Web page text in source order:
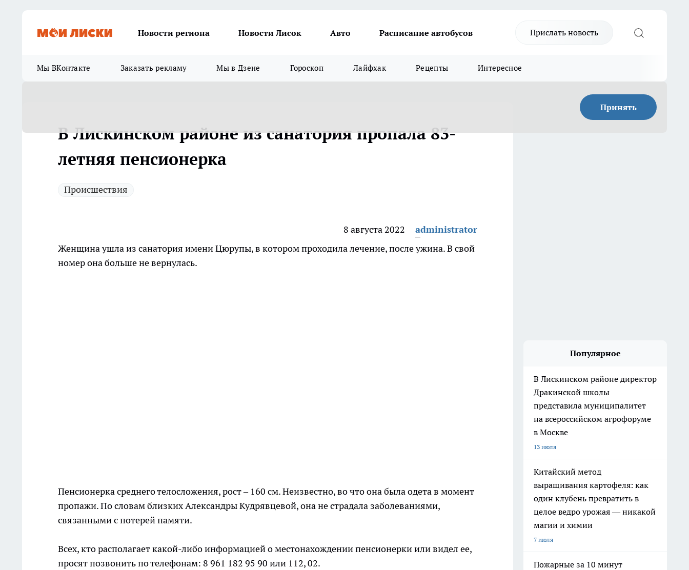
Новости региона Новости Лисок Авто Расписание автобусов Прислать новость
Мы ВКонтакте Заказать рекламу Мы в Дзене Гороскоп Лайфхак Рецепты Интересное
Принять
В Лискинском районе из санатория пропала 83-
летняя пенсионерка
Происшествия
8 августа 2022
administrator
Женщина ушла из санатория имени Цюрупы, в котором проходила лечение, после ужина. В свой
номер она больше не вернулась.
Пенсионерка среднего телосложения, рост – 160 см. Неизвестно, во что она была одета в момент
пропажи. По словам близких Александры Кудрявцевой, она не страдала заболеваниями,
связанными с потерей памяти.
Всех, кто располагает какой-либо информацией о местонахождении пенсионерки или видел ее,
просят позвонить по телефонам: 8 961 182 95 90 или 112, 02.
Популярное
В Лискинском районе директор
Дракинской школы
представила муниципалитет
на всероссийском агрофоруме
в Москве
13 июля
Китайский метод
выращивания картофеля: как
один клубень превратить в
целое ведро урожая — никакой
магии и химии
7 июля
Пожарные за 10 минут